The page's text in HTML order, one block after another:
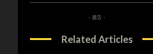
- 廣告 -
Related Articles